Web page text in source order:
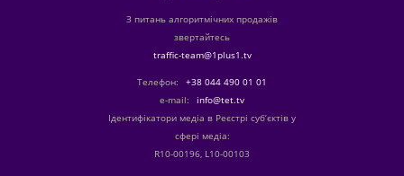
З питань алгоритмічних продажів
звертайтесь
traffic-team@1plus1.tv
Телефон:
+38 044 490 01 01
е-mail:
info@tet.tv
Ідентифікатори медіа в Реєстрі суб’єктів у
сфері медіа:
R10-00196, L10-00103